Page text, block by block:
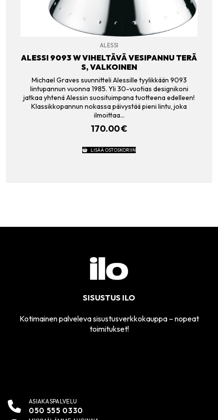
ALESSI
ALESSI 9093 W VIHELTÄVÄ VESIPANNU TERÄ
S, VALKOINEN
Michael Graves suunnitteli Alessille tyylikkään 9093
lintupannun vuonna 1985. Yli 30-vuotias designikoni
jatkaa yhtenä Alessin suosituimpana tuotteena edelleen!
Klassikkopannun nokassa päivystää pieni lintu, joka
ilmoittaa…
170.00€
LISÄÄ OSTOSKORIIN
SISUSTUS ILO
Kotimainen palveleva sisustusverkkokauppa – nopeat
toimitukset!
ASIAKASPALVELU
050 555 0330